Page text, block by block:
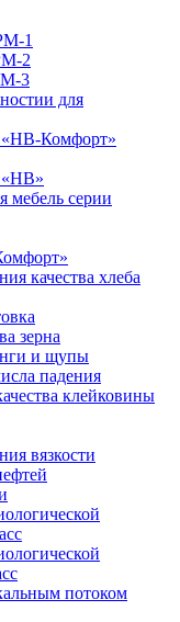
1
2
3
для
«НВ-Комфорт»
«НВ»
мебель серии
качества хлеба
зерна
и щупы
падения
клейковины
вязкости
потоком